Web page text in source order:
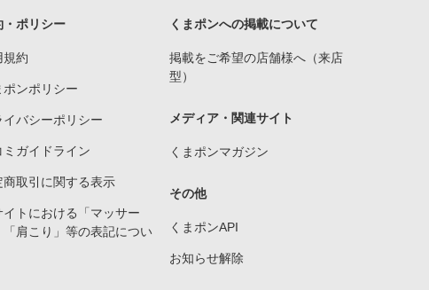
・ポリシー
規約
ポンポリシー
イバシーポリシー
ミガイドライン
商取引に関する表示
イトにおける「マッサー
「肩こり」等の表記につい
くまポンへの掲載について
掲載をご希望の店舗様へ（来店
型）
メディア・関連サイト
くまポンマガジン
その他
くまポンAPI
お知らせ解除